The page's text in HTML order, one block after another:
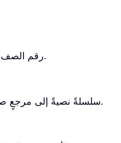
تُرجع دالة Excel ROW رقم الصف المرجعي.
تُحوِّل دالة Excel INDIRECT سلسلةً نصيةً إلى مرجعٍ صالح.